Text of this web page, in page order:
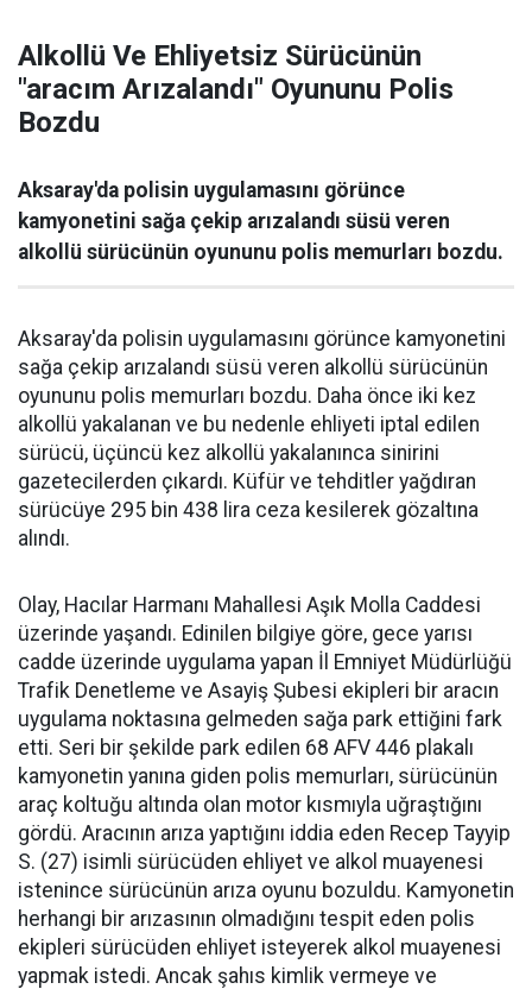
Alkollü Ve Ehliyetsiz Sürücünün
"aracım Arızalandı" Oyununu Polis
Bozdu
Aksaray'da polisin uygulamasını görünce
kamyonetini sağa çekip arızalandı süsü veren
alkollü sürücünün oyununu polis memurları bozdu.
Aksaray'da polisin uygulamasını görünce kamyonetini
sağa çekip arızalandı süsü veren alkollü sürücünün
oyununu polis memurları bozdu. Daha önce iki kez
alkollü yakalanan ve bu nedenle ehliyeti iptal edilen
sürücü, üçüncü kez alkollü yakalanınca sinirini
gazetecilerden çıkardı. Küfür ve tehditler yağdıran
sürücüye 295 bin 438 lira ceza kesilerek gözaltına
alındı.
Olay, Hacılar Harmanı Mahallesi Aşık Molla Caddesi
üzerinde yaşandı. Edinilen bilgiye göre, gece yarısı
cadde üzerinde uygulama yapan İl Emniyet Müdürlüğü
Trafik Denetleme ve Asayiş Şubesi ekipleri bir aracın
uygulama noktasına gelmeden sağa park ettiğini fark
etti. Seri bir şekilde park edilen 68 AFV 446 plakalı
kamyonetin yanına giden polis memurları, sürücünün
araç koltuğu altında olan motor kısmıyla uğraştığını
gördü. Aracının arıza yaptığını iddia eden Recep Tayyip
S. (27) isimli sürücüden ehliyet ve alkol muayenesi
istenince sürücünün arıza oyunu bozuldu. Kamyonetin
herhangi bir arızasının olmadığını tespit eden polis
ekipleri sürücüden ehliyet isteyerek alkol muayenesi
yapmak istedi. Ancak şahıs kimlik vermeye ve